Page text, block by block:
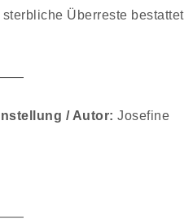
Überreste bestattet
/ Autor: Josefine